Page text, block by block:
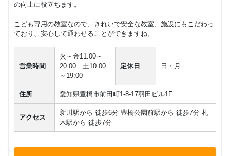
の向上に役立ちます。
こども専用の教室なので、きれいで安全な教室、施設にもこだわっ
ており、安心して通わせることができますね。
営業時間
火～金11:00～
20:00 土10:00
～19:00
定休日 日・月
住所 愛知県豊橋市前田町1-8-17羽田ビル1F
アクセス
新川駅から 徒歩6分 豊橋公園前駅から 徒歩7分 札
木駅から 徒歩7分